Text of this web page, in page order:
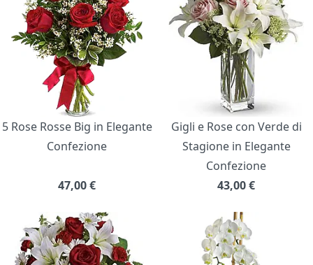
5 Rose Rosse Big in Elegante
Confezione
47,00€
Gigli e Rose con Verde di
Stagione in Elegante
Confezione
43,00€